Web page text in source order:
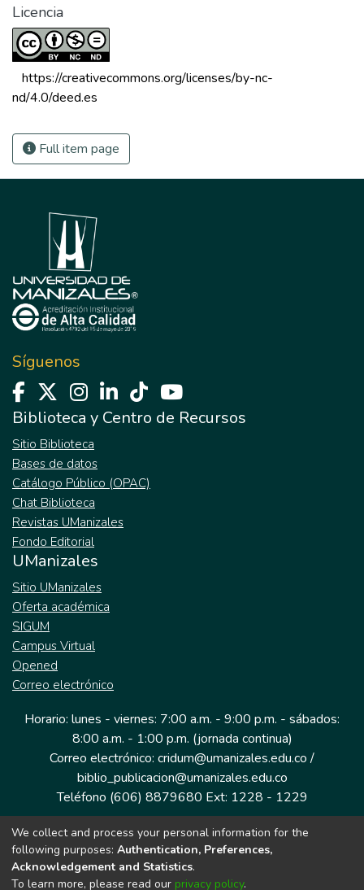
Licencia
https://creativecommons.org/licenses/by-nc-
nd/4.0/deed.es
Full item page
Síguenos
Biblioteca y Centro de Recursos
Sitio Biblioteca
Bases de datos
Catálogo Público (OPAC)
Chat Biblioteca
Revistas UManizales
Fondo Editorial
UManizales
Sitio UManizales
Oferta académica
SIGUM
Campus Virtual
Opened
Correo electrónico
Horario: lunes - viernes: 7:00 a.m. - 9:00 p.m. - sábados:
8:00 a.m. - 1:00 p.m. (jornada continua)
Correo electrónico: cridum@umanizales.edu.co /
biblio_publicacion@umanizales.edu.co
Teléfono (606) 8879680 Ext: 1228 - 1229
Dirección: Cra 9 a # 19-03 Edificio histórico, piso 1
Manizales, Caldas
Colombia.
We collect and process your personal information for the
following purposes: Authentication, Preferences,
Acknowledgement and Statistics.
To learn more, please read our privacy policy.